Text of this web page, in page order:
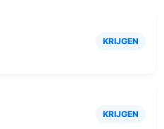
KRIJGEN
KRIJGEN